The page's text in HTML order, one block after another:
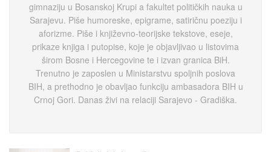
gimnaziju u Bosanskoj Krupi a fakultet političkih nauka u
Sarajevu. Piše humoreske, epigrame, satiričnu poeziju i
aforizme. Piše i književno-teorijske tekstove, eseje,
prikaze knjiga i putopise, koje je objavljivao u listovima
širom Bosne i Hercegovine te i izvan granica BiH.
Trenutno je zaposlen u Ministarstvu spoljnih poslova
BIH, a prethodno je obavljao funkciju ambasadora BIH u
Crnoj Gori. Danas živi na relaciji Sarajevo - Gradiška.